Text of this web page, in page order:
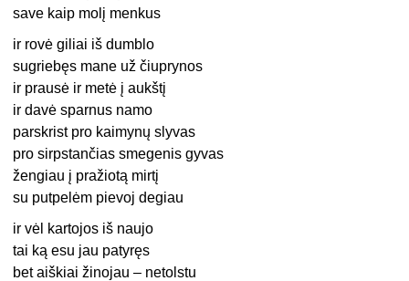
save kaip molį menkus
ir rovė giliai iš dumblo
sugriebęs mane už čiuprynos
ir prausė ir metė į aukštį
ir davė sparnus namo
parskrist pro kaimynų slyvas
pro sirpstančias smegenis gyvas
žengiau į pražiotą mirtį
su putpelėm pievoj degiau
ir vėl kartojos iš naujo
tai ką esu jau patyręs
bet aiškiai žinojau – netolstu